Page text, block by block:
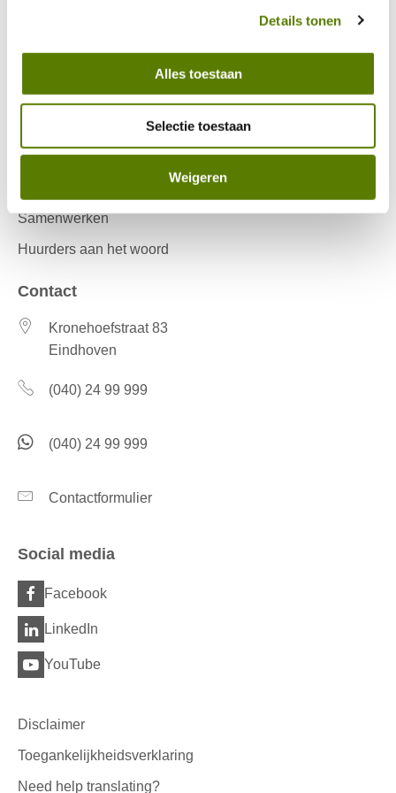
Details tonen
Alles toestaan
Selectie toestaan
Weigeren
Ook interessant
Lettergrootte aanpassen
Missie en visie
Samenwerken
Huurders aan het woord
Contact
Kronehoefstraat 83
Eindhoven
(040) 24 99 999
(040) 24 99 999
Contactformulier
Social media
Facebook
LinkedIn
YouTube
Disclaimer
Toegankelijkheidsverklaring
Need help translating?